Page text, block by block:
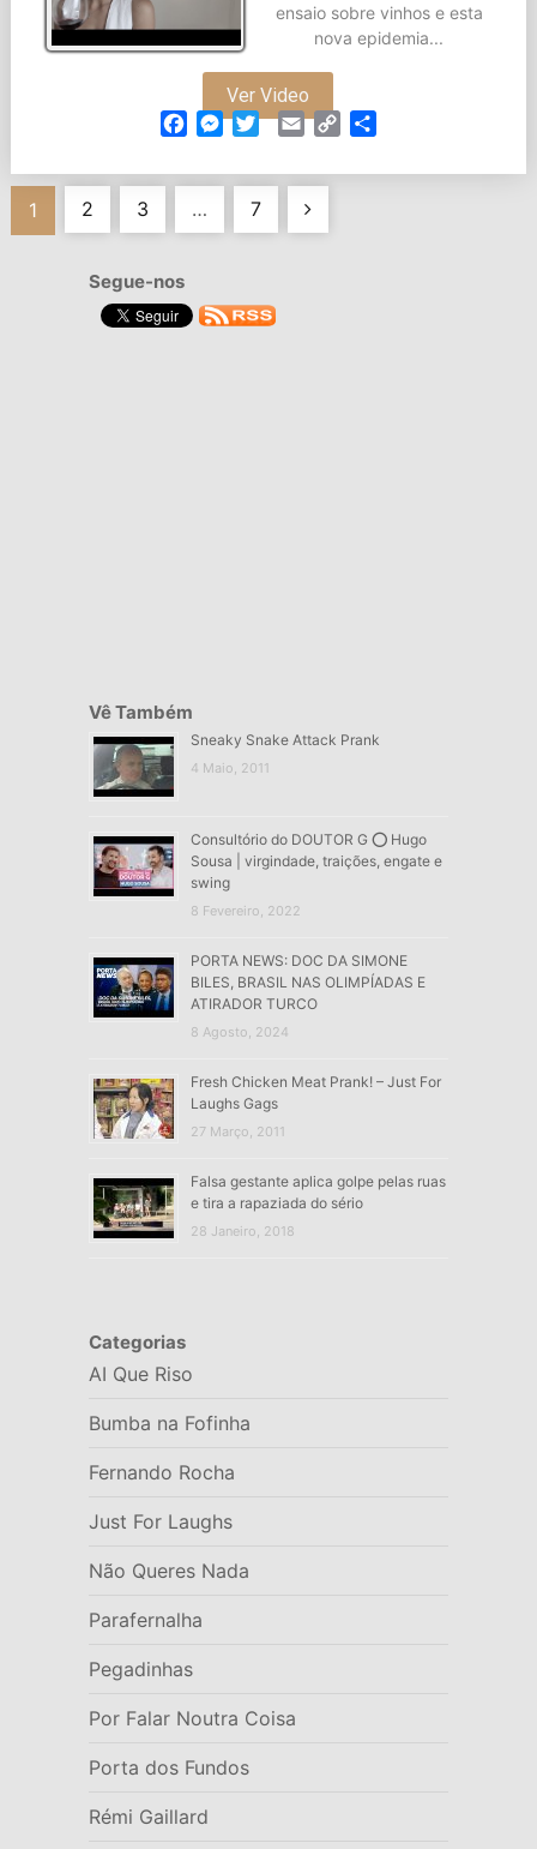
ensaio sobre vinhos e esta
nova epidemia...
Ver Video
Facebook
Messenger
TwitterEmail Copy
Navegação
artigos
1 2 3 … 7
Segue-nos
Vê Também
Sneaky Snake Attack Prank
4 Maio, 2011
Consultório do DOUTOR G ⭕ Hugo
Sousa | virgindade, traições, engate e
swing
8 Fevereiro, 2022
PORTA NEWS: DOC DA SIMONE
BILES, BRASIL NAS OLIMPÍADAS E
ATIRADOR TURCO
8 Agosto, 2024
Fresh Chicken Meat Prank! – Just For
Laughs Gags
27 Março, 2011
Falsa gestante aplica golpe pelas ruas
e tira a rapaziada do sério
28 Janeiro, 2018
Categorias
AI Que Riso
Bumba na Fofinha
Fernando Rocha
Just For Laughs
Não Queres Nada
Parafernalha
Pegadinhas
Por Falar Noutra Coisa
Porta dos Fundos
Rémi Gaillard